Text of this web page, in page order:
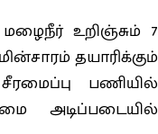
உறிஞ்சும் 7
தயாரிக்கும்
பணியில்
அடிப்படையில்